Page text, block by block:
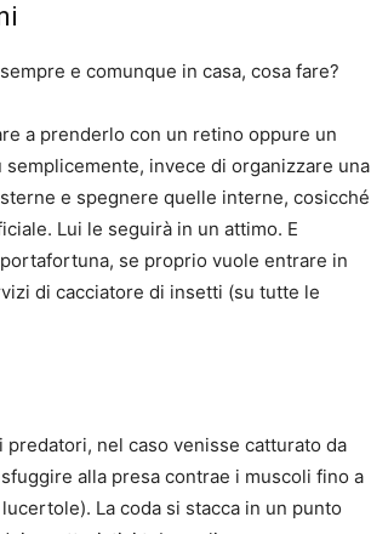
e comunque in casa, cosa fare?
a prenderlo con un retino oppure un
invece di organizzare una
e spegnere quelle interne, cosicché
Lui le seguirà in un attimo. E
se proprio vuole entrare in
di cacciatore di insetti (su tutte le
nel caso venisse catturato da
alla presa contrae i muscoli fino a
La coda si stacca in un punto